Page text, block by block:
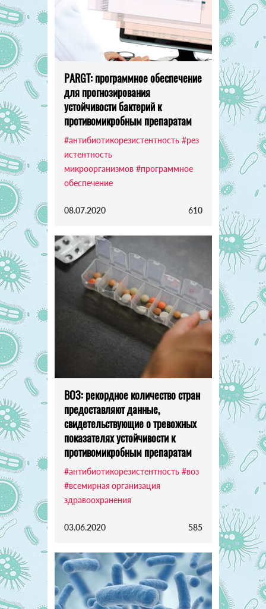
PARGT: программное обеспечение
для прогнозирования
устойчивости бактерий к
противомикробным препаратам
#антибиотикорезистентность #рез
истентность
микроорганизмов #программное
обеспечение
08.07.2020 610
ВОЗ: рекордное количество стран
предоставляют данные,
свидетельствующие о тревожных
показателях устойчивости к
противомикробным препаратам
#антибиотикорезистентность #воз
#всемирная организация
здравоохранения
03.06.2020 585